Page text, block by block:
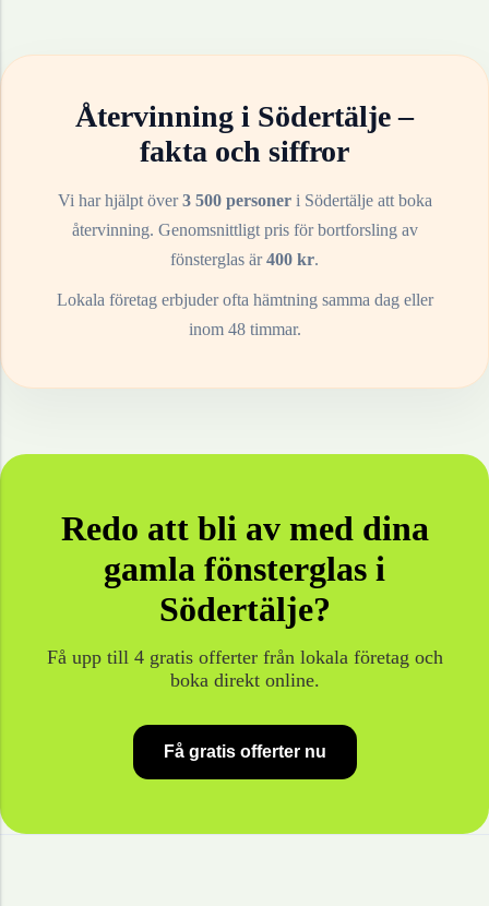
Återvinning i Södertälje–
fakta och siffror
Vi har hjälpt över3 500 personeri Södertäljeatt boka
återvinning. Genomsnittligt pris för bortforsling av
fönsterglas är400 kr.
Lokala företag erbjuder ofta hämtning samma dag eller
inom 48 timmar.
Redo att bli av med dina
gamla fönsterglas i
Södertälje?
Få upp till 4 gratis offerter från lokala företag och
boka direkt online.
Få gratis offerter nu